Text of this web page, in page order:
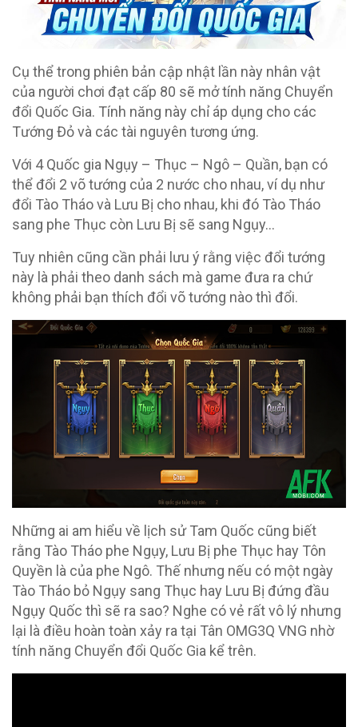
Cụ thể trong phiên bản cập nhật lần này nhân vật
của người chơi đạt cấp 80 sẽ mở tính năng Chuyển
đổi Quốc Gia. Tính năng này chỉ áp dụng cho các
Tướng Đỏ và các tài nguyên tương ứng.
Với 4 Quốc gia Ngụy – Thục – Ngô – Quần, bạn có
thể đổi 2 võ tướng của 2 nước cho nhau, ví dụ như
đổi Tào Tháo và Lưu Bị cho nhau, khi đó Tào Tháo
sang phe Thục còn Lưu Bị sẽ sang Ngụy…
Tuy nhiên cũng cần phải lưu ý rằng việc đổi tướng
này là phải theo danh sách mà game đưa ra chứ
không phải bạn thích đổi võ tướng nào thì đổi.
Những ai am hiểu về lịch sử Tam Quốc cũng biết
rằng Tào Tháo phe Ngụy, Lưu Bị phe Thục hay Tôn
Quyền là của phe Ngô. Thế nhưng nếu có một ngày
Tào Tháo bỏ Ngụy sang Thục hay Lưu Bị đứng đầu
Ngụy Quốc thì sẽ ra sao? Nghe có vẻ rất vô lý nhưng
lại là điều hoàn toàn xảy ra tại Tân OMG3Q VNG nhờ
tính năng Chuyển đổi Quốc Gia kể trên.